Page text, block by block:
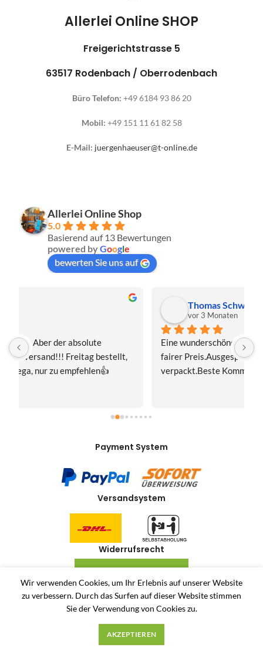
Allerlei Online SHOP
Freigerichtstrasse 5
63517 Rodenbach / Oberrodenbach
Büro Telefon: +49 6184 93 86 20
Mobil: +49 151 11 61 82 58
E-Mail: juergenhaeuser@t-online.de
Allerlei Online Shop
5.0
Basierend auf 13 Bewertungen
powered byGoogle
bewerten Sie uns auf
Thomas Schwaiger
Eine wunderschöne Hummel-Madonnenfigur.Sehr
fairer Preis.Ausgesprochen sorgfältig
verpackt.Beste Kommunikation.Gerne mal wieder!
Payment System
Versandsystem
Widerrufsrecht
Allerlei-Online 2024Dienstleistungen Häuser. Antiquitäten und Second Hand
Produkte Online Shop.
Wir verwenden Cookies, um Ihr Erlebnis auf unserer Website
zu verbessern. Durch das Surfen auf dieser Website stimmen
Sie der Verwendung von Cookies zu.
AKZEPTIEREN